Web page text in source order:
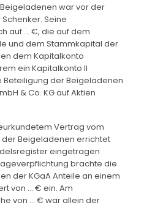
war vor der
Seine
auf ... €, die auf dem
und dem Stammkapital der
dem Kapitalkonto
ein Kapitalkonto II
Beteiligung der Beigeladenen
& Co. KG auf Aktien
Vertrag vom
der Beigeladenen errichtet
eingetragen
brachte die
der KGaA Anteile an einem
von ... € ein. Am
von ... € war allein der